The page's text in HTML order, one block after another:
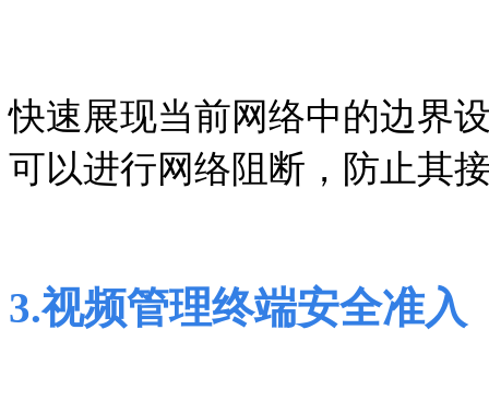
快速展现当前网络中的边界
可以进行网络阻断，防止其
3.视频管理终端安全准入